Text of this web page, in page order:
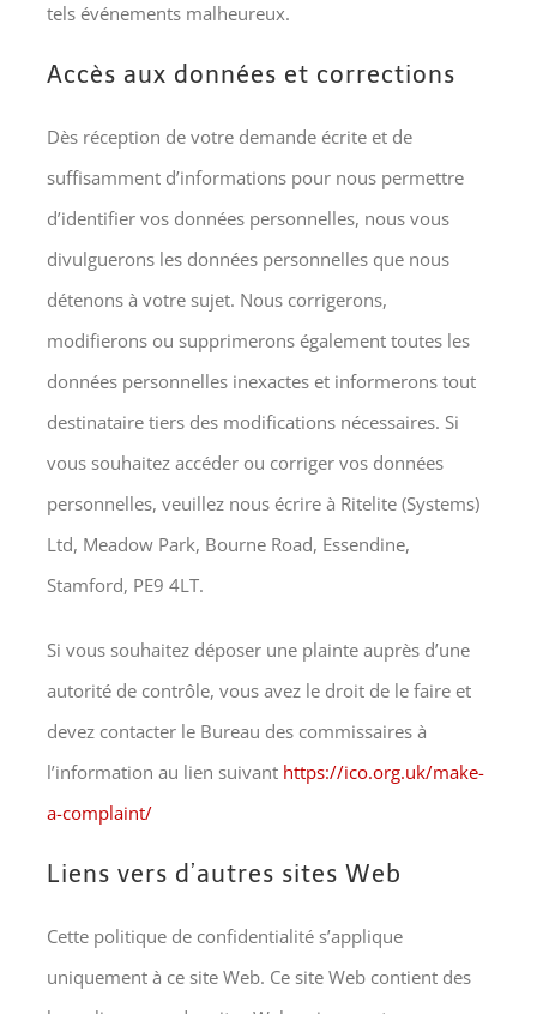
tels événements malheureux.
Accès aux données et corrections
Dès réception de votre demande écrite et de
suffisamment d’informations pour nous permettre
d’identifier vos données personnelles, nous vous
divulguerons les données personnelles que nous
détenons à votre sujet. Nous corrigerons,
modifierons ou supprimerons également toutes les
données personnelles inexactes et informerons tout
destinataire tiers des modifications nécessaires. Si
vous souhaitez accéder ou corriger vos données
personnelles, veuillez nous écrire à Ritelite (Systems)
Ltd, Meadow Park, Bourne Road, Essendine,
Stamford, PE9 4LT.
Si vous souhaitez déposer une plainte auprès d’une
autorité de contrôle, vous avez le droit de le faire et
devez contacter le Bureau des commissaires à
l’information au lien suivant https://ico.org.uk/make-
a-complaint/
Liens vers d’autres sites Web
Cette politique de confidentialité s’applique
uniquement à ce site Web. Ce site Web contient des